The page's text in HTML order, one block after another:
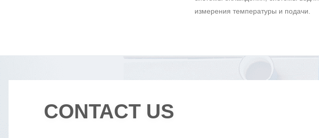
измерения температуры и подачи.
CONTACT US